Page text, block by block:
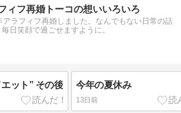
ィフ再婚トーコの想いいろいろ
アラフィフ再婚しました。なんでもない日常の話
日笑顔で過ごせますように。
ット” その後 今年の夏休み
13日前